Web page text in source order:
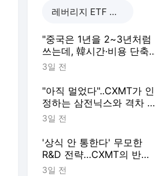
레버리지 ETF 해법은
"중국은 1년을 2~3년처럼
쓰는데, 韓시간·비용 단축
할 정책 시급"
3일 전
"아직 멀었다"..CXMT가 인
정하는 삼전닉스와 격차 들
여다보니
3일 전
'상식 안 통한다' 무모한
R&D 전략…CXMT의 반도
체 축지법
3일 전